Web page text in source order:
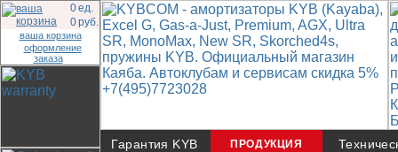
0ед.
0руб.
ваша корзина
оформление
заказа
Гарантия KYB ПРОДУКЦИЯ